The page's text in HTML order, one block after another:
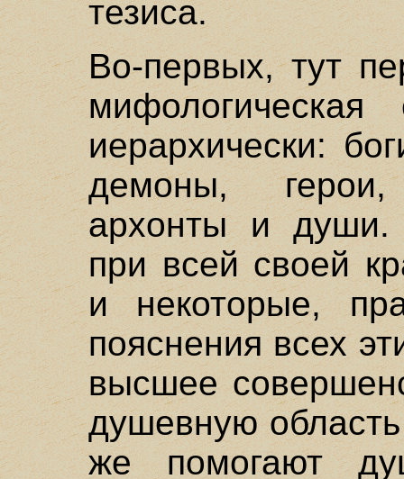
тезиса.
Во-первых, тут
мифологическая
иерархически:
демоны, герои,
архонты и души.
при всей своей
и некоторые,
пояснения всех
высшее
душевную
же помогают